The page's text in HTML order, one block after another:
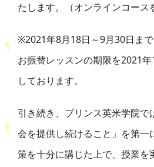
たします。（オンラインコース
※2021年8月18日～9月30日ま
お振替レッスンの期限を2021
しております。
引き続き、プリンス英米学院で
会を提供し続けること」を第一
策を十分に講じた上で、授業を